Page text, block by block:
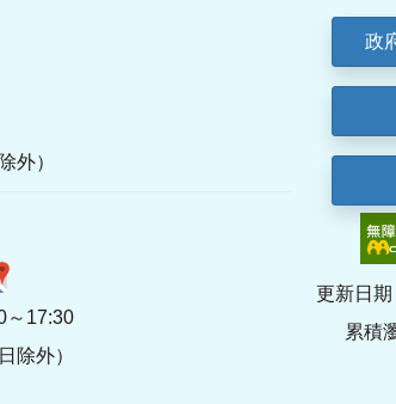
外）
～17:30
除外）
政
更新日
累積